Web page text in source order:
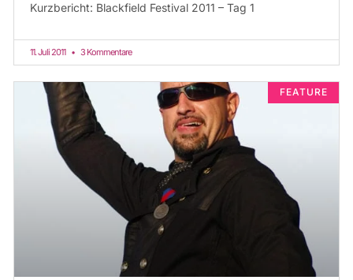
Kurzbericht: Blackfield Festival 2011 – Tag 1
11. Juli 2011 3 Kommentare
FEATURE